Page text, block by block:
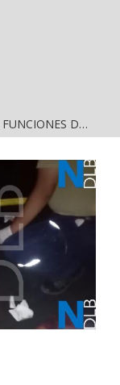
INVITA EL CORAZÓN DE NAYARIT A FUNCIONES DE CINE GRATUITAS EN LA CONCHA ACÚSTICA